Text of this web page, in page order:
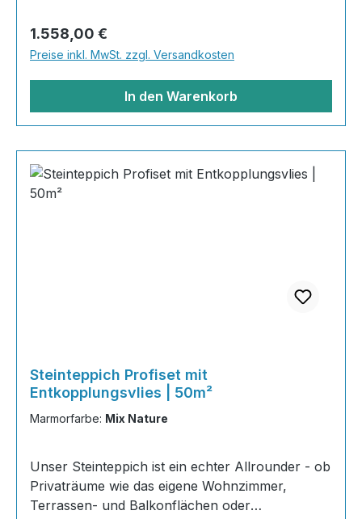
und einfach zu verlegen. Stöbern Sie in unserem
Shop nach Ihrer Lieblingsfarbe und legen Sie
gleich los!Inhalt 20x25kg Marmorsteine 10kg
Grundierung AT-EG30 40kg
Regulärer Preis:
1.558,00 €
Preise inkl. MwSt. zzgl. Versandkosten
In den Warenkorb
Steinteppich Profiset mit
Entkopplungsvlies | 50m²
Marmorfarbe: Mix Nature
Unser Steinteppich ist ein echter Allrounder - ob
Privaträume wie das eigene Wohnzimmer,
Terrassen- und Balkonflächen oder